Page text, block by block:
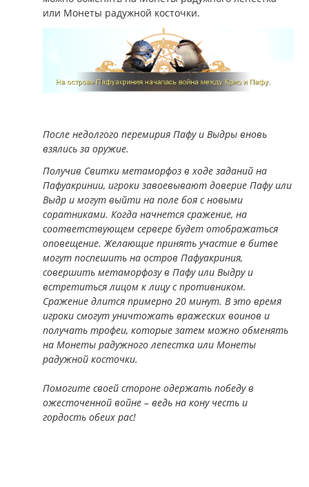
или Монеты радужной косточки.
После недолгого перемирия Пафу и Выдры вновь
взялись за оружие.
Получив Свитки метаморфоз в ходе заданий на
Пафуакринии, игроки завоевывают доверие Пафу или
Выдр и могут выйти на поле боя с новыми
соратниками. Когда начнется сражение, на
соответствующем сервере будет отображаться
оповещение. Желающие принять участие в битве
могут поспешить на остров Пафуакриния,
совершить метаморфозу в Пафу или Выдру и
встретиться лицом к лицу с противником.
Сражение длится примерно 20 минут. В это время
игроки смогут уничтожать вражеских воинов и
получать трофеи, которые затем можно обменять
на Монеты радужного лепестка или Монеты
радужной косточки.
Помогите своей стороне одержать победу в
ожесточенной войне – ведь на кону честь и
гордость обеих рас!